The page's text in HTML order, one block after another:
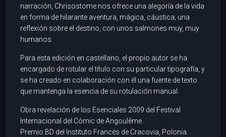
narración, Chrisostome nos ofrece una alegoría de la vida
en forma de hilarante aventura, mágica, cáustica; una
reflexión sobre el destino, con unos salmones muy, muy
humanos.
Para esta edición en castellano, el propio autor se ha
encargado de rotular el título con su particular tipografía, y
se ha creado en colaboración con él una fuente de texto
que mantenga la esencia de su rotulación manual.
Obra revelación de los Esenciales 2009 del Festival
Internacional del Cómic de Angoulême.
Premio BD del Instituto Francés de Cracovia, Polonia.